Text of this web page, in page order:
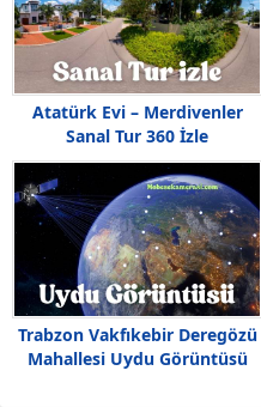
Atatürk Evi – Merdivenler
Sanal Tur 360 İzle
Trabzon Vakfıkebir Deregözü
Mahallesi Uydu Görüntüsü